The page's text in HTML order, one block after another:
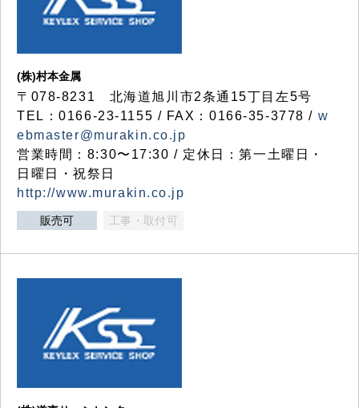
(株)村本金属
〒078-8231 北海道旭川市2条通15丁目左5号
TEL：0166-23-1155 / FAX：0166-35-3778 / w
ebmaster@murakin.co.jp
営業時間：8:30〜17:30 / 定休日：第一土曜日・
日曜日・祝祭日
http://www.murakin.co.jp
販売可 工事・取付可